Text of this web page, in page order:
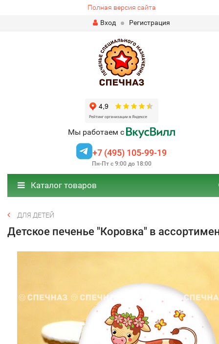
Полная версия сайта
Вход
Регистрация
Мы работаем с
+7 (495) 105-99-19
Пн-Пт с 9:00 до 18:00
Каталог товаров
ДЛЯ ДЕТЕЙ
Детское печенье "Коровка" в